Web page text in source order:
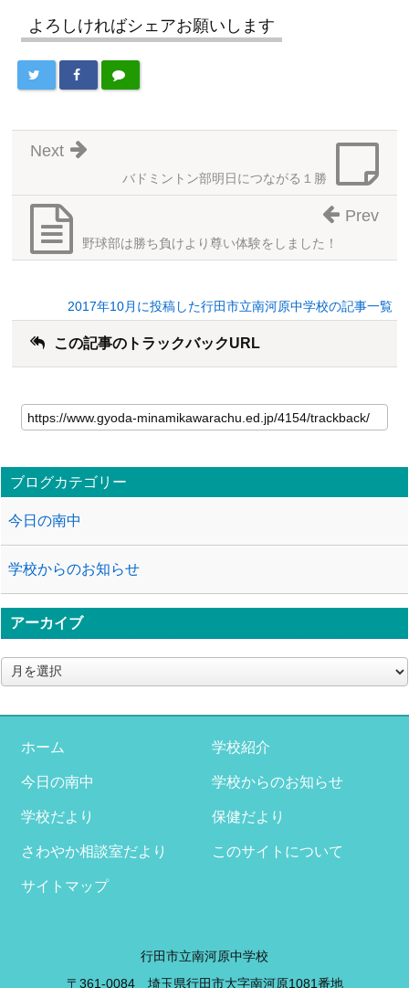
よろしければシェアお願いします
バドミントン部明日につながる１勝
Next
野球部は勝ち負けより尊い体験をしました！
Prev
2017年10月に投稿した行田市立南河原中学校の記事一覧
この記事のトラックバックURL
ブログカテゴリー
今日の南中
学校からのお知らせ
アーカイブ
ア
ー
イ
ホーム 学校紹介
今日の南中 学校からのお知らせ
学校だより 保健だより
さわやか相談室だより このサイトについて
サイトマップ
行田市立南河原中学校
〒361-0084 埼玉県行田市大字南河原1081番地